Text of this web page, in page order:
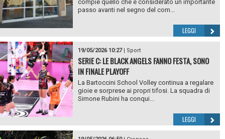
compie quello che è considerato un importante
passo avanti nel segno del com...
LEGGI
19/05/2026 10:27| Sport
SERIE C: LE BLACK ANGELS FANNO FESTA, SONO
IN FINALE PLAYOFF
La Bartoccini School Volley continua a regalare
gioie e sorprese ai propri tifosi. La squadra di
Simone Rubini ha conqui...
LEGGI